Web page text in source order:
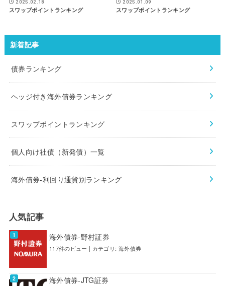
2025.02.18
スワップポイントランキング
2025.01.09
スワップポイントランキング
新着記事
債券ランキング
ヘッジ付き海外債券ランキング
スワップポイントランキング
個人向け社債（新発債）一覧
海外債券-利回り通貨別ランキング
人気記事
海外債券-野村証券
117件のビュー | カテゴリ: 海外債券
海外債券-JTG証券